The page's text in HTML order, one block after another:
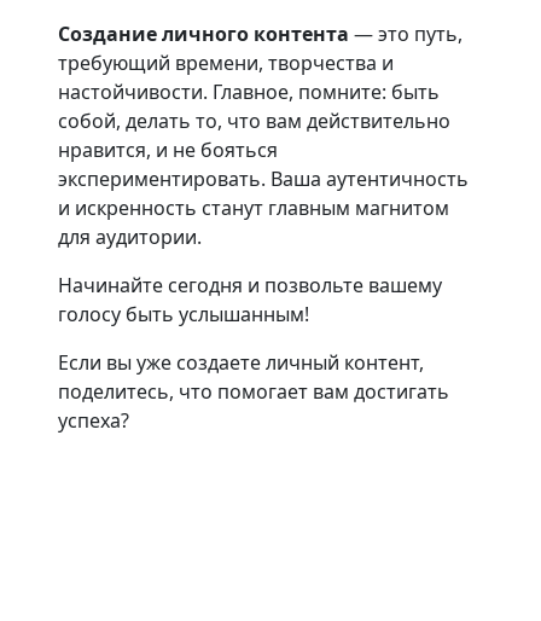
Создание личного контента — это путь,
требующий времени, творчества и
настойчивости. Главное, помните: быть
собой, делать то, что вам действительно
нравится, и не бояться
экспериментировать. Ваша аутентичность
и искренность станут главным магнитом
для аудитории.
Начинайте сегодня и позвольте вашему
голосу быть услышанным!
Если вы уже создаете личный контент,
поделитесь, что помогает вам достигать
успеха?